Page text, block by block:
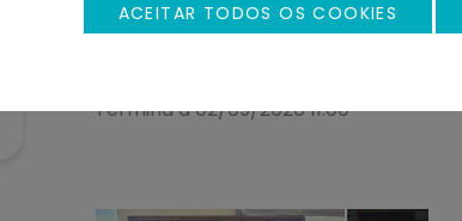
ACEITAR TODOS OS COOKIES
Sofá de 2 lugares, em
Termina a 02/09/2026 11:00